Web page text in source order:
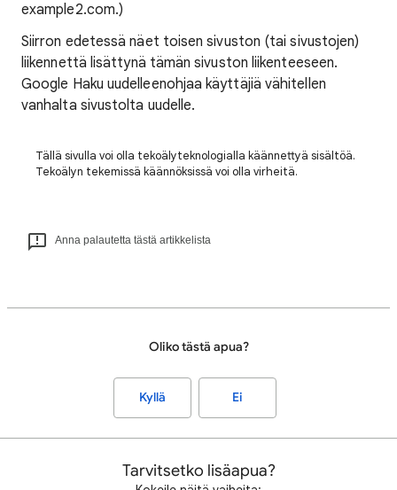
example2.com.)
Siirron edetessä näet toisen sivuston (tai sivustojen)
liikennettä lisättynä tämän sivuston liikenteeseen.
Google Haku uudelleenohjaa käyttäjiä vähitellen
vanhalta sivustolta uudelle.
Tällä sivulla voi olla tekoälyteknologialla käännettyä sisältöä.
Tekoälyn tekemissä käännöksissä voi olla virheitä.
Anna palautetta tästä artikkelista
Oliko tästä apua?
Kyllä Ei
Tarvitsetko lisäapua?